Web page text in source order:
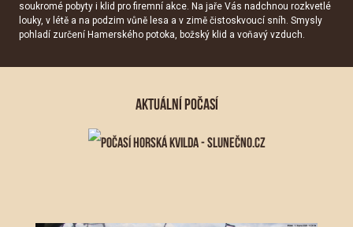
soukromé pobyty i klid pro firemní akce. Na jaře Vás nadchnou rozkvetlé
louky, v létě a na podzim vůně lesa a v zimě čistoskvoucí sníh. Smysly
pohladí zurčení Hamerského potoka, božský klid a voňavý vzduch.
AKTUÁLNÍ POČASÍ